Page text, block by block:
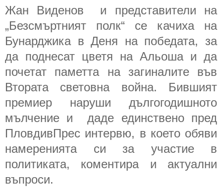
Жан Виденов и представители на
„Безсмъртният полк“ се качиха на
Бунарджика в Деня на победата, за
да поднесат цветя на Альоша и да
почетат паметта на загиналите във
Втората световна война. Бившият
премиер наруши дългогодишното
мълчение и даде единствено пред
ПловдивПрес интервю, в което обяви
намеренията си за участие в
политиката, коментира и актуални
въпроси.